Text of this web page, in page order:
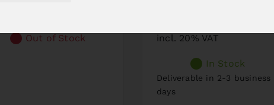
Out of Stock incl. 20% VAT
In Stock
Deliverable in 2-3 business
days